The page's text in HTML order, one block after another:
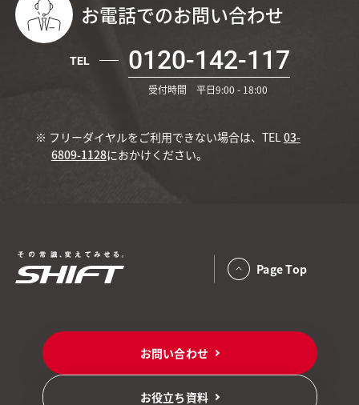
お電話でのお問い合わせ
TEL 0120-142-117
受付時間 平日9:00 - 18:00
※ フリーダイヤルをご利用できない場合は、TEL03-
6809-1128におかけください。
お問い合わせ
お役立ち資料
Page Top